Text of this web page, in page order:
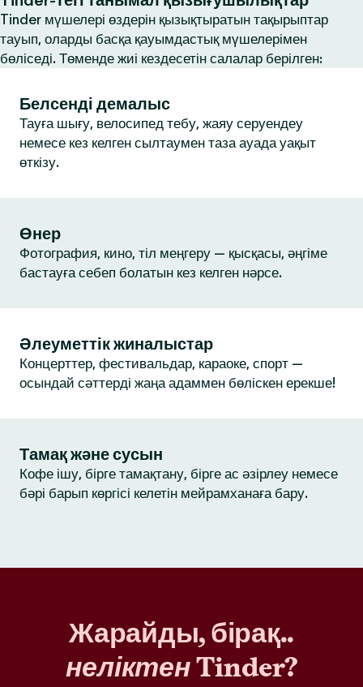
Tinder мүшелері өздерін қызықтыратын тақырыптар
тауып, оларды басқа қауымдастық мүшелерімен
бөліседі. Төменде жиі кездесетін салалар берілген:
Белсенді демалыс
Тауға шығу, велосипед тебу, жаяу серуендеу
немесе кез келген сылтаумен таза ауада уақыт
өткізу.
Өнер
Фотография, кино, тіл меңгеру — қысқасы, әңгіме
бастауға себеп болатын кез келген нәрсе.
Әлеуметтік жиналыстар
Концерттер, фестивальдар, караоке, спорт —
осындай сәттерді жаңа адаммен бөліскен ерекше!
Тамақ және сусын
Кофе ішу, бірге тамақтану, бірге ас әзірлеу немесе
бәрі барып көргісі келетін мейрамханаға бару.
Жарайды, бірақ..
неліктенTinder?